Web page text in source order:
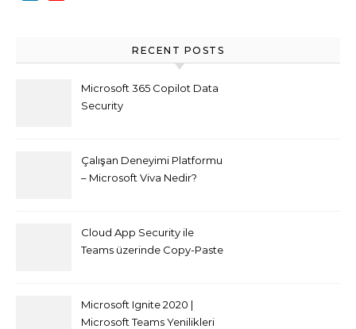
RECENT POSTS
Microsoft 365 Copilot Data
Security
Çalışan Deneyimi Platformu
– Microsoft Viva Nedir?
Cloud App Security ile
Teams üzerinde Copy-Paste
Microsoft Ignite 2020 |
Microsoft Teams Yenilikleri